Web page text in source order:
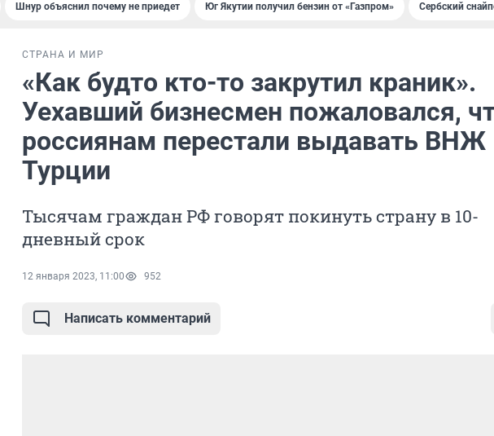
Шнур объяснил почему не приедет Юг Якутии получил бензин от «Газпром» Сербский
СТРАНА И МИР
«Как будто кто-то закрутил краник».
Уехавший бизнесмен пожаловался,
россиянам перестали выдавать ВНЖ
Турции
Тысячам граждан РФ говорят покинуть страну в 10-
дневный срок
12 января 2023, 11:00 952
Написать комментарий